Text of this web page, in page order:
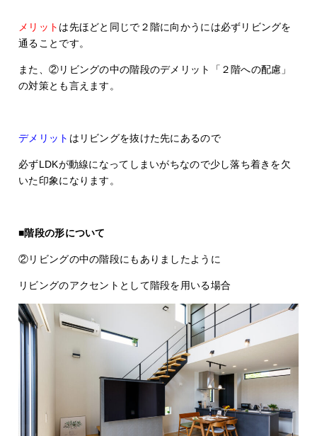
メリット は先ほどと同じで２階に向かうには必ずリビングを
通ることです。
また、②リビングの中の階段のデメリット「２階への配慮」
の対策とも言えます。
デメリット はリビングを抜けた先にあるので
必ずLDKが動線になってしまいがちなので少し落ち着きを欠
いた印象になります。
■階段の形について
②リビングの中の階段にもありましたように
リビングのアクセントとして階段を用いる場合